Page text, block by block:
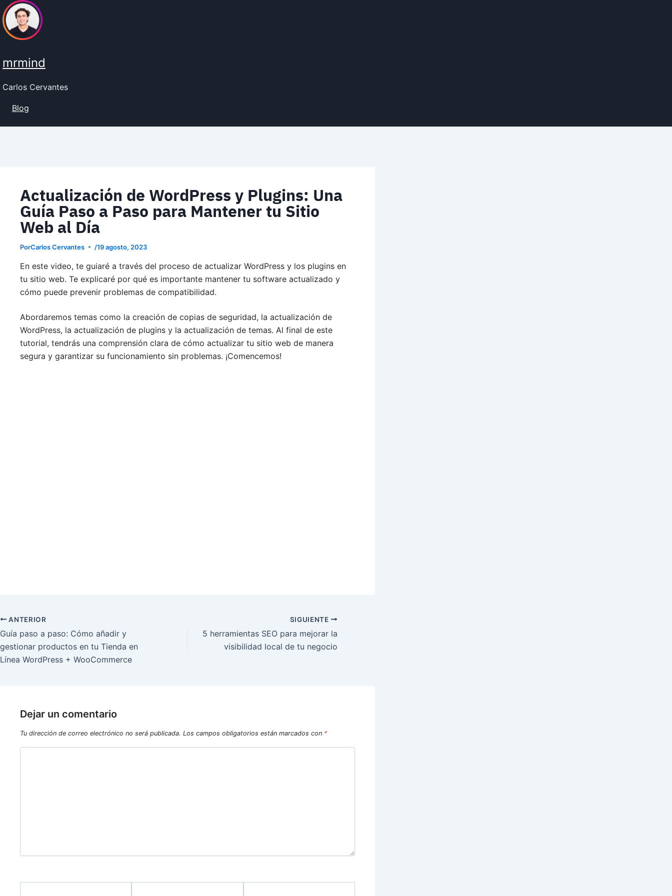
al
contenido
mrmind
Carlos Cervantes
Blog
Actualización de WordPress y Plugins: Una
Guía Paso a Paso para Mantener tu Sitio
Web al Día
PorCarlos Cervantes /19 agosto, 2023
En este video, te guiaré a través del proceso de actualizar WordPress y los plugins en
tu sitio web. Te explicaré por qué es importante mantener tu software actualizado y
cómo puede prevenir problemas de compatibilidad.
Abordaremos temas como la creación de copias de seguridad, la actualización de
WordPress, la actualización de plugins y la actualización de temas. Al final de este
tutorial, tendrás una comprensión clara de cómo actualizar tu sitio web de manera
segura y garantizar su funcionamiento sin problemas. ¡Comencemos!
ANTERIOR
Guía paso a paso: Cómo añadir y
gestionar productos en tu Tienda en
Línea WordPress + WooCommerce
SIGUIENTE
5 herramientas SEO para mejorar la
visibilidad local de tu negocio
Dejar un comentario
Tu dirección de correo electrónico no será publicada. Los campos obligatorios están marcados con *
Escribe